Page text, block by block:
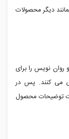
دیگر محصولات
روان نویس را برای
می کنند. پس در
توضیحات محصول